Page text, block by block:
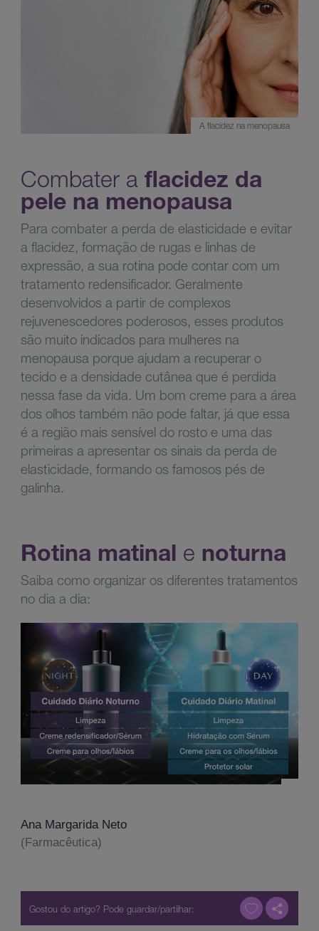
A flacidez na menopausa
Combater a flacidez da
pele na menopausa
Para combater a perda de elasticidade e evitar
a flacidez, formação de rugas e linhas de
expressão, a sua rotina pode contar com um
tratamento redensificador. Geralmente
desenvolvidos a partir de complexos
rejuvenescedores poderosos, esses produtos
são muito indicados para mulheres na
menopausa porque ajudam a recuperar o
tecido e a densidade cutânea que é perdida
nessa fase da vida. Um bom creme para a área
dos olhos também não pode faltar, já que essa
é a região mais sensível do rosto e uma das
primeiras a apresentar os sinais da perda de
elasticidade, formando os famosos pés de
galinha.
Rotina matinal e noturna
Saiba como organizar os diferentes tratamentos
no dia a dia:
Ana Margarida Neto
(Farmacêutica)